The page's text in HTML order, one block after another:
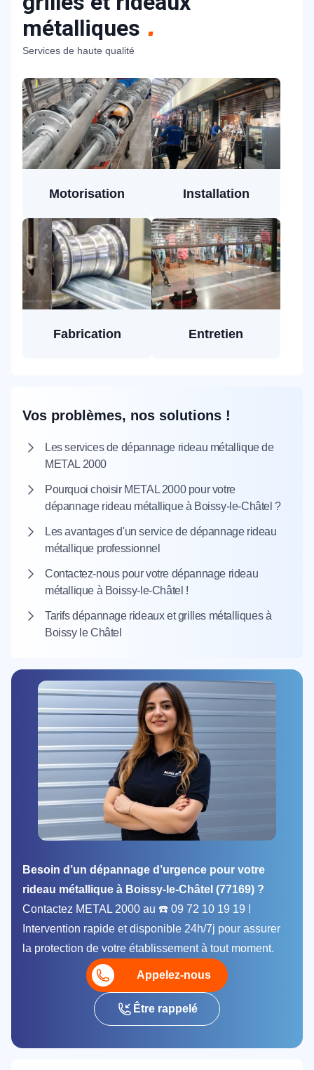
métalliques
Services de haute qualité
Motorisation Installation
Fabrication Entretien
Vos problèmes, nos solutions !
Les services de dépannage rideau métallique de
METAL 2000
Pourquoi choisir METAL 2000 pour votre
dépannage rideau métallique à Boissy-le-Châtel ?
Les avantages d'un service de dépannage rideau
métallique professionnel
Contactez-nous pour votre dépannage rideau
métallique à Boissy-le-Châtel !
Tarifs dépannage rideaux et grilles métalliques à
Boissy le Châtel
Besoin d’un dépannage d’urgence pour votre
rideau métallique à Boissy-le-Châtel (77169) ?
Contactez METAL 2000 au ☎️ 09 72 10 19 19 !
Intervention rapide et disponible 24h/7j pour assurer
la protection de votre établissement à tout moment.
Appelez-nous
Être rappelé